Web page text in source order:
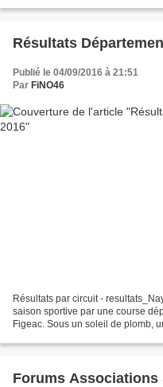
Résultats
Publié le 04/09/2016 à 21:51
Par FiNO46
Résultats par circuit -
saison sportive par une course
Figeac. Sous un soleil de plomb,
Forums Associations